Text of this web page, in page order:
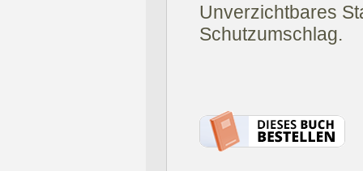
Unverzichtbares
Schutzumschlag.